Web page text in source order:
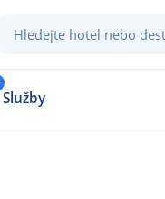
Služby